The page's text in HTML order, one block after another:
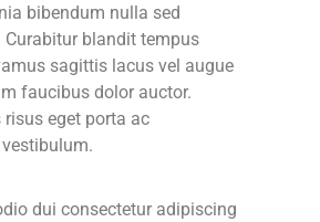
bibendum nulla sed
Curabitur blandit tempus
sagittis lacus vel augue
faucibus dolor auctor.
eget porta ac
dui consectetur adipiscing